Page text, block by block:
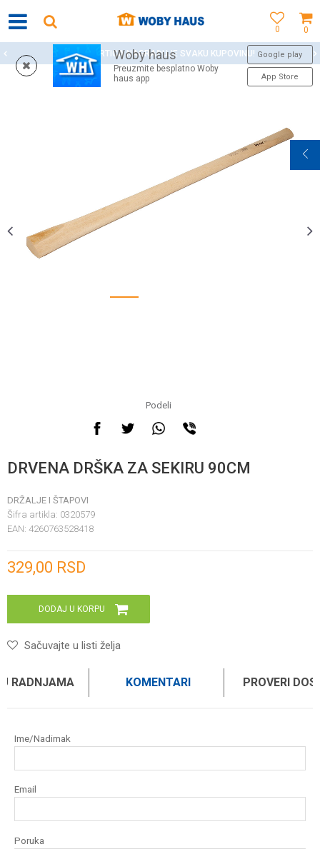
0
0
Woby haus
Preuzmite besplatno Woby
haus app
Google play
App Store
WOBY KARTICA NAGRAĐUJE SVAKU KUPOVINU!
1
Podeli
DRVENA DRŠKA ZA SEKIRU 90CM
DRŽALJE I ŠTAPOVI
Šifra artikla: 0320579
EAN: 4260763528418
329,00 RSD
DODAJ U KORPU
Sačuvajte u listi želja
RADNJAMA KOMENTARI PROVERI
Ime/Nadimak
Email
Poruka